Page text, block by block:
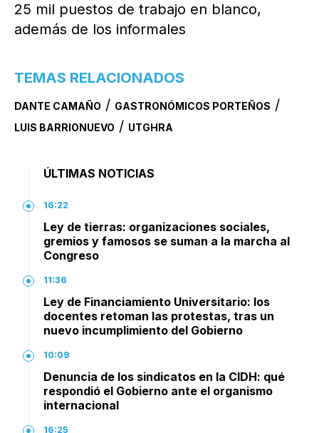
25 mil puestos de trabajo en blanco,
además de los informales
TEMAS RELACIONADOS
DANTE CAMAÑO / GASTRONÓMICOS PORTEÑOS /
LUIS BARRIONUEVO / UTGHRA
ÚLTIMAS NOTICIAS
16:22
Ley de tierras: organizaciones sociales,
gremios y famosos se suman a la marcha al
Congreso
11:36
Ley de Financiamiento Universitario: los
docentes retoman las protestas, tras un
nuevo incumplimiento del Gobierno
10:09
Denuncia de los sindicatos en la CIDH: qué
respondió el Gobierno ante el organismo
internacional
16:25